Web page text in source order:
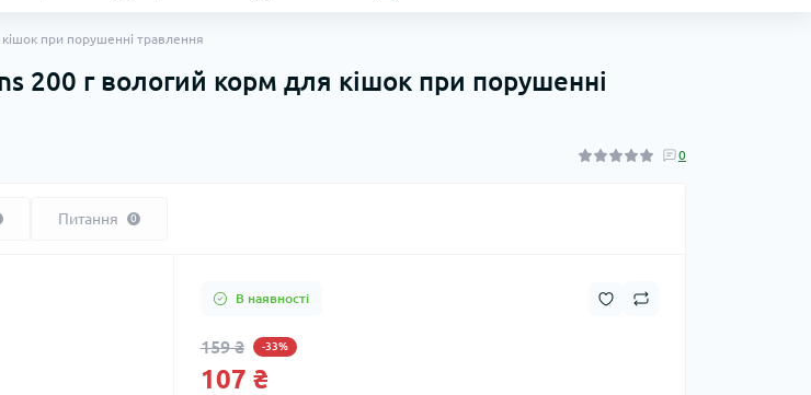
при порушенні травлення
200 г вологий корм для кішок при порушенні
0
Питання 0
В наявності
159 ₴ -33%
107 ₴